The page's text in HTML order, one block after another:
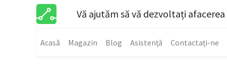
Vă ajutăm să vă dezvoltați afacerea
Acasă Magazin Blog Asistență Contactați-ne